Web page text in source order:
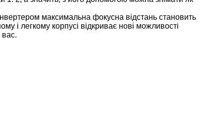
максимальна фокусна відстань становить
і легкому корпусі відкриває нові можливості